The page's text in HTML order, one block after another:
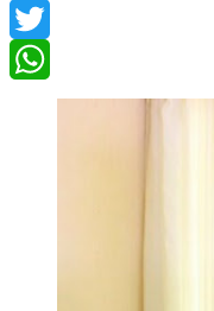
Facebook
Twitter
WhatsApp